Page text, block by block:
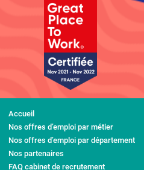
Accueil
Nos offres d’emploi par métier
Nos offres d’emploi par département
Nos partenaires
FAQ cabinet de recrutement